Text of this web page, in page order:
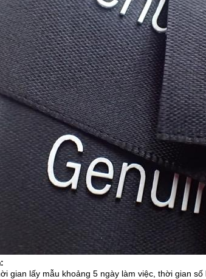
gian lấy mẫu khoảng 5 ngày làm việc, thời gian